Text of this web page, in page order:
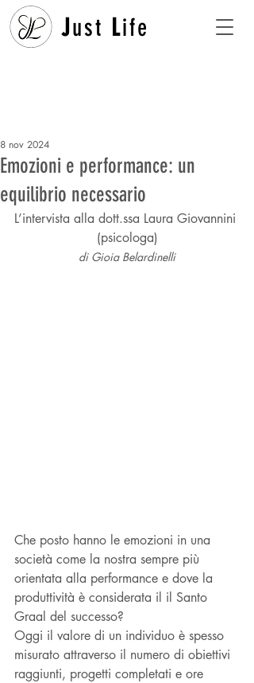
Just Life
Emozioni e performance: un
equilibrio necessario
8 nov 2024
L’intervista alla dott.ssa Laura Giovannini
(psicologa)
di Gioia Belardinelli
Che posto hanno le emozioni in una
società come la nostra sempre più
orientata alla performance e dove la
produttività è considerata il il Santo
Graal del successo?
Oggi il valore di un individuo è spesso
misurato attraverso il numero di obiettivi
raggiunti, progetti completati e ore